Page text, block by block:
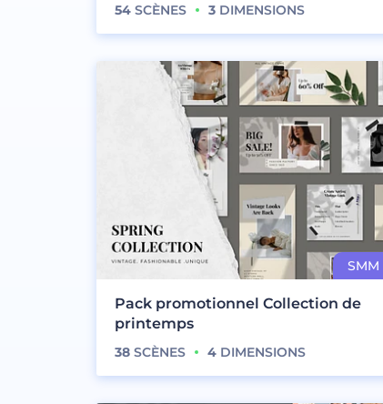
54 SCÈNES 3 DIMENSIONS
Pack promotionnel Collection de
printemps
38 SCÈNES 4 DIMENSIONS